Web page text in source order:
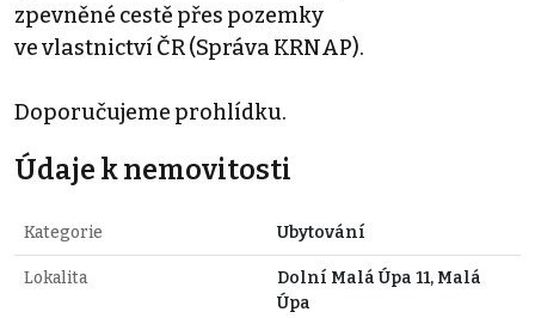
zpevněné cestě přes pozemky
ve vlastnictví ČR (Správa KRNAP).
Doporučujeme prohlídku.
Údaje k nemovitosti
Kategorie Ubytování
Lokalita
Dolní Malá Úpa 11, Malá
Úpa